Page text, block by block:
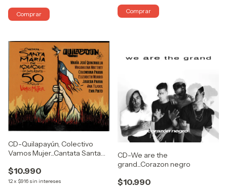
CD-Quilapayún, Colectivo
Vamos Mujer...Cantata Santa
$10.990
12x $916 sin intereses
CD-We are the
grand...Corazon negro
$10.990